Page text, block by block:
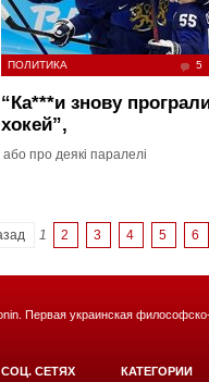
ПОЛИТИКА 5
“Ка***и знову
хокей”,
або про деякі паралелі
1 2 3 4 5 6
Первая украинская
СОЦ. СЕТЯХ КАТЕГОРИИ